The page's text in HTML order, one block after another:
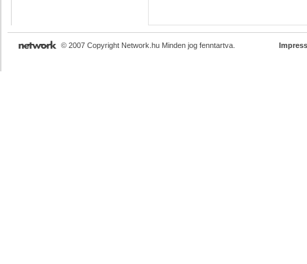
© 2007 Copyright Network.hu Minden jog fenntartva.